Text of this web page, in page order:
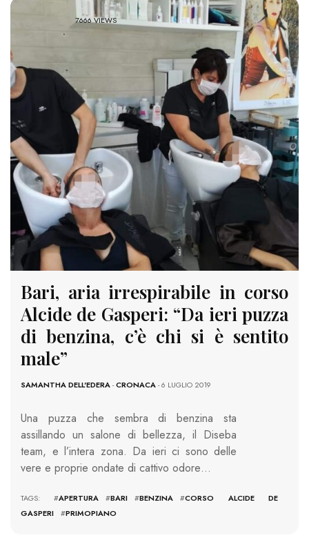
7666 VIEWS
Bari, aria irrespirabile in corso
Alcide de Gasperi: “Da ieri puzza
di benzina, c’è chi si è sentito
male”
SAMANTHA DELL'EDERA-CRONACA- 6 LUGLIO 2019
Una puzza che sembra di benzina sta
assillando un salone di bellezza, il Diseba
team, e l’intera zona. Da ieri ci sono delle
vere e proprie ondate di cattivo odore…
TAGS: #APERTURA #BARI #BENZINA #CORSO ALCIDE DE
GASPERI
#PRIMOPIANO